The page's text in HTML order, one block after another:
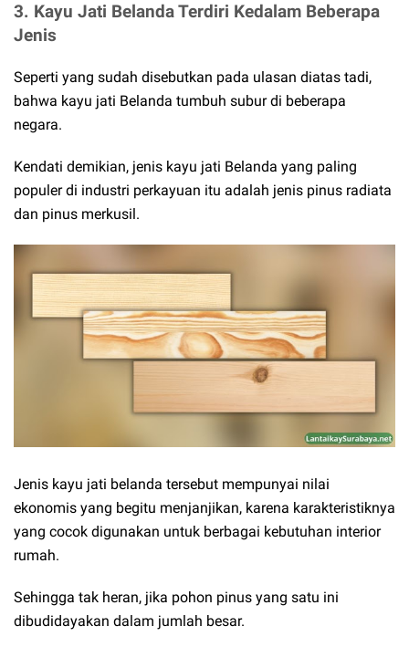
3. Kayu Jati Belanda Terdiri Kedalam Beberapa
Jenis
Seperti yang sudah disebutkan pada ulasan diatas tadi,
bahwa kayu jati Belanda tumbuh subur di beberapa
negara.
Kendati demikian, jenis kayu jati Belanda yang paling
populer di industri perkayuan itu adalah jenis pinus radiata
dan pinus merkusil.
Jenis kayu jati belanda tersebut mempunyai nilai
ekonomis yang begitu menjanjikan, karena karakteristiknya
yang cocok digunakan untuk berbagai kebutuhan interior
rumah.
Sehingga tak heran, jika pohon pinus yang satu ini
dibudidayakan dalam jumlah besar.